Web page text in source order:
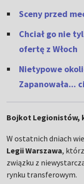
Sceny przed
Chciał go nie
ofertę z Włoch
Nietypowe
Zapanowała...
Bojkot Legionistów,
W ostatnich dniach
Legii Warszawa,
związku z
rynku transferowym.